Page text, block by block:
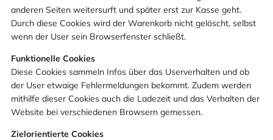
anderen Seiten weitersurft und später erst zur Kasse geht.
Durch diese Cookies wird der Warenkorb nicht gelöscht, selbst
wenn der User sein Browserfenster schließt.
Funktionelle Cookies
Diese Cookies sammeln Infos über das Userverhalten und ob
der User etwaige Fehlermeldungen bekommt. Zudem werden
mithilfe dieser Cookies auch die Ladezeit und das Verhalten der
Website bei verschiedenen Browsern gemessen.
Zielorientierte Cookies